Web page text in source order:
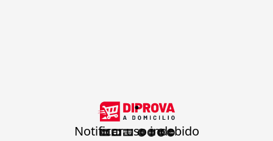
.
Notificar uso indebido